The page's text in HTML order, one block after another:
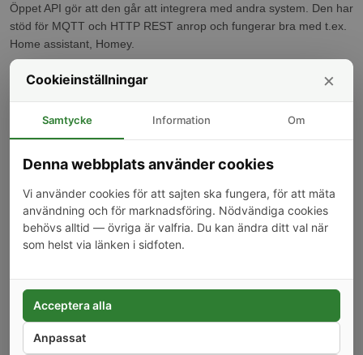
Öppet API gör att den går att integrera med andra system. Den har
stöd för MQTT och HTTP REST anrop och fungerar bra med t.ex.
Home assistant, Homey.
Plugin för Home Assistant
Enkel och snygg applikation för Android och iOS. Går även att
styra lokalt direkt från webbläsaren.
Google Home Mini.
Specifikation:
Batteri: 2 x CR123A – 3.0V (ingår inte), upp till 18 månaders
livslängd
spänning
Anslutning: WiFi, 802.11 b/g/n, 2400 – 2500 MHz
Signalstyrka: 1mW (upp till 50m)
Cookieinställningar ×
Samtycke Information Om
Denna webbplats använder cookies
Vi använder cookies för att sajten ska fungera, för att mäta
användning och för marknadsföring. Nödvändiga cookies
behövs alltid — övriga är valfria. Du kan ändra ditt val när
som helst via länken i sidfoten.
Anpassat
Acceptera alla